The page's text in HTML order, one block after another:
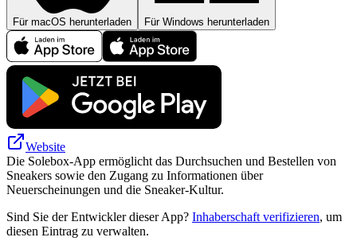
Für macOS herunterladen Für Windows herunterladen
Website
Die Solebox-App ermöglicht das Durchsuchen und Bestellen von
Sneakers sowie den Zugang zu Informationen über
Neuerscheinungen und die Sneaker-Kultur.
Sind Sie der Entwickler dieser App? Inhaberschaft verifizieren, um
diesen Eintrag zu verwalten.